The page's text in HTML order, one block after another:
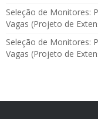
Seleção de Monitores:
Vagas (Projeto de
Seleção de Monitores:
Vagas (Projeto de